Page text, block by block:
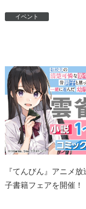
イベント
『てんびん』アニメ
子書籍フェアを開催！